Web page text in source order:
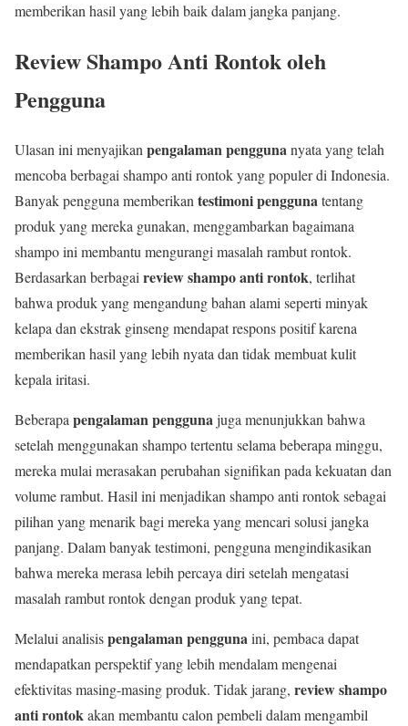
memberikan hasil yang lebih baik dalam jangka panjang.
Review Shampo Anti Rontok oleh
Pengguna
Ulasan ini menyajikan pengalaman penggunanyata yang telah
mencoba berbagai shampo anti rontok yang populer di Indonesia.
Banyak pengguna memberikan testimoni penggunatentang
produk yang mereka gunakan, menggambarkan bagaimana
shampo ini membantu mengurangi masalah rambut rontok.
Berdasarkan berbagai review shampo anti rontok, terlihat
bahwa produk yang mengandung bahan alami seperti minyak
kelapa dan ekstrak ginseng mendapat respons positif karena
memberikan hasil yang lebih nyata dan tidak membuat kulit
kepala iritasi.
Beberapa pengalaman penggunajuga menunjukkan bahwa
setelah menggunakan shampo tertentu selama beberapa minggu,
mereka mulai merasakan perubahan signifikan pada kekuatan dan
volume rambut. Hasil ini menjadikan shampo anti rontok sebagai
pilihan yang menarik bagi mereka yang mencari solusi jangka
panjang. Dalam banyak testimoni, pengguna mengindikasikan
bahwa mereka merasa lebih percaya diri setelah mengatasi
masalah rambut rontok dengan produk yang tepat.
Melalui analisispengalaman penggunaini, pembaca dapat
mendapatkan perspektif yang lebih mendalam mengenai
efektivitas masing-masing produk. Tidak jarang, review shampo
anti rontokakan membantu calon pembeli dalam mengambil